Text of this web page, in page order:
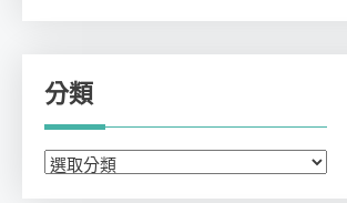
分類
分